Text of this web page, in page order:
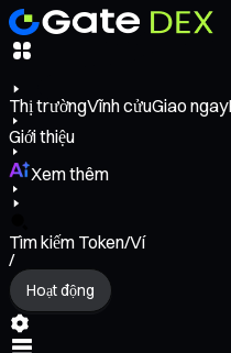
Thị trườngVĩnh cửuGiao ngay
Giới thiệu
Xem thêm
Tìm kiếm Token/Ví
/
Hoạt động